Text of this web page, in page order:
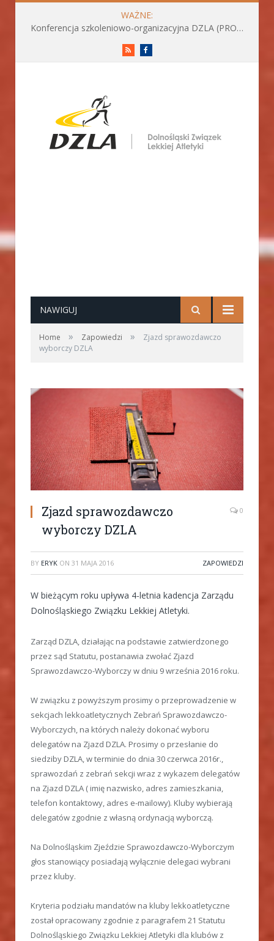
WAŻNE:
Konferencja szkoleniowo-organizacyjna DZLA (PROGRAM już do pobrania)
RSS
NAWIGUJ
Home » Zapowiedzi »
Zjazd sprawozdawczo
wyborczy DZLA
Zjazd sprawozdawczo
wyborczy DZLA
0
BY ERYK ON 31 MAJA 2016 ZAPOWIEDZI
W bieżącym roku upływa 4-letnia kadencja Zarządu
Dolnośląskiego Związku Lekkiej Atletyki.
Zarząd DZLA, działając na podstawie zatwierdzonego
przez sąd Statutu, postanawia zwołać Zjazd
Sprawozdawczo-Wyborczy w dniu 9 września 2016 roku.
W związku z powyższym prosimy o przeprowadzenie w
sekcjach lekkoatletycznych Zebrań Sprawozdawczo-
Wyborczych, na których należy dokonać wyboru
delegatów na Zjazd DZLA. Prosimy o przesłanie do
siedziby DZLA, w terminie do dnia 30 czerwca 2016r.,
sprawozdań z zebrań sekcji wraz z wykazem delegatów
na Zjazd DZLA ( imię nazwisko, adres zamieszkania,
telefon kontaktowy, adres e-mailowy). Kluby wybierają
delegatów zgodnie z własną ordynacją wyborczą.
Na Dolnośląskim Zjeździe Sprawozdawczo-Wyborczym
głos stanowiący posiadają wyłącznie delegaci wybrani
przez kluby.
Kryteria podziału mandatów na kluby lekkoatletyczne
został opracowany zgodnie z paragrafem 21 Statutu
Dolnośląskiego Związku Lekkiej Atletyki dla klubów z